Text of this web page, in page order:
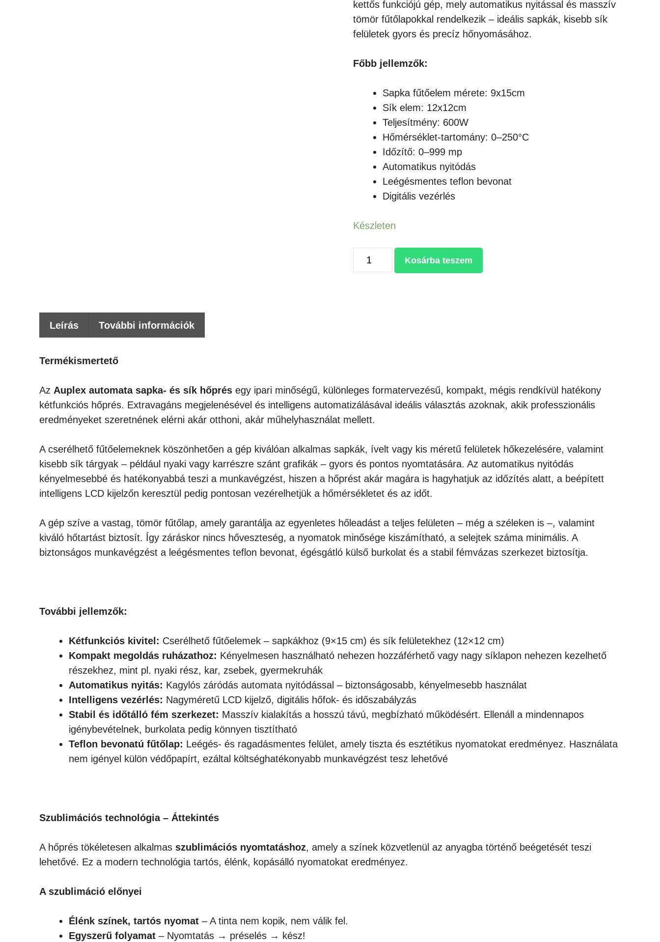
kettős funkciójú gép, mely automatikus nyitással és masszív
tömör fűtőlapokkal rendelkezik – ideális sapkák, kisebb sík
felületek gyors és precíz hőnyomásához.
Főbb jellemzők:
Sapka fűtőelem mérete: 9x15cm
Sík elem: 12x12cm
Teljesítmény: 600W
Hőmérséklet-tartomány: 0–250°C
Időzítő: 0–999 mp
Automatikus nyitódás
Leégésmentes teflon bevonat
Digitális vezérlés
Készleten
AUPLEX
AUTOMATA
Kosárba teszem
Leírás További információk
Termékismertető
Az Auplex automata sapka- és sík hőprés egy ipari minőségű, különleges formatervezésű, kompakt, mégis rendkívül hatékony
kétfunkciós hőprés. Extravagáns megjelenésével és intelligens automatizálásával ideális választás azoknak, akik professzionális
eredményeket szeretnének elérni akár otthoni, akár műhelyhasználat mellett.
A cserélhető fűtőelemeknek köszönhetően a gép kiválóan alkalmas sapkák, ívelt vagy kis méretű felületek hőkezelésére, valamint
kisebb sík tárgyak – például nyaki vagy karrészre szánt grafikák – gyors és pontos nyomtatására. Az automatikus nyitódás
kényelmesebbé és hatékonyabbá teszi a munkavégzést, hiszen a hőprést akár magára is hagyhatjuk az időzítés alatt, a beépített
intelligens LCD kijelzőn keresztül pedig pontosan vezérelhetjük a hőmérsékletet és az időt.
A gép szíve a vastag, tömör fűtőlap, amely garantálja az egyenletes hőleadást a teljes felületen – még a széleken is –, valamint
kiváló hőtartást biztosít. Így záráskor nincs hőveszteség, a nyomatok minősége kiszámítható, a selejtek száma minimális. A
biztonságos munkavégzést a leégésmentes teflon bevonat, égésgátló külső burkolat és a stabil fémvázas szerkezet biztosítja.
További jellemzők:
Kétfunkciós kivitel: Cserélhető fűtőelemek – sapkákhoz (9×15 cm) és sík felületekhez (12×12 cm)
Kompakt megoldás ruházathoz: Kényelmesen használható nehezen hozzáférhető vagy nagy síklapon nehezen kezelhető
részekhez, mint pl. nyaki rész, kar, zsebek, gyermekruhák
Automatikus nyitás: Kagylós záródás automata nyitódással – biztonságosabb, kényelmesebb használat
Intelligens vezérlés: Nagyméretű LCD kijelző, digitális hőfok- és időszabályzás
Stabil és időtálló fém szerkezet: Masszív kialakítás a hosszú távú, megbízható működésért. Ellenáll a mindennapos
igénybevételnek, burkolata pedig könnyen tisztítható
Teflon bevonatú fűtőlap: Leégés- és ragadásmentes felület, amely tiszta és esztétikus nyomatokat eredményez. Használata
nem igényel külön védőpapírt, ezáltal költséghatékonyabb munkavégzést tesz lehetővé
Szublimációs technológia – Áttekintés
A hőprés tökéletesen alkalmas szublimációs nyomtatáshoz, amely a színek közvetlenül az anyagba történő beégetését teszi
lehetővé. Ez a modern technológia tartós, élénk, kopásálló nyomatokat eredményez.
A szublimáció előnyei
Élénk színek, tartós nyomat – A tinta nem kopik, nem válik fel.
Egyszerű folyamat – Nyomtatás → préselés → kész!